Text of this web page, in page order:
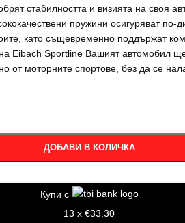
стабилността и визията на своя
пружини осигуряват по-
като същевременно поддържат
Eibach Sportline Вашият автомобил ще
от моторните спортове, без да се
ДОБАВИ В КОЛИЧКА
Купи с
13 x €33.30